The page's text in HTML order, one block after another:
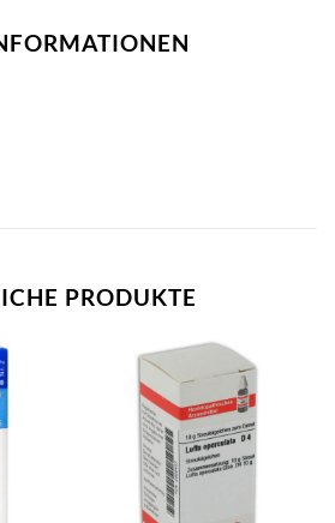
PRODUKTE